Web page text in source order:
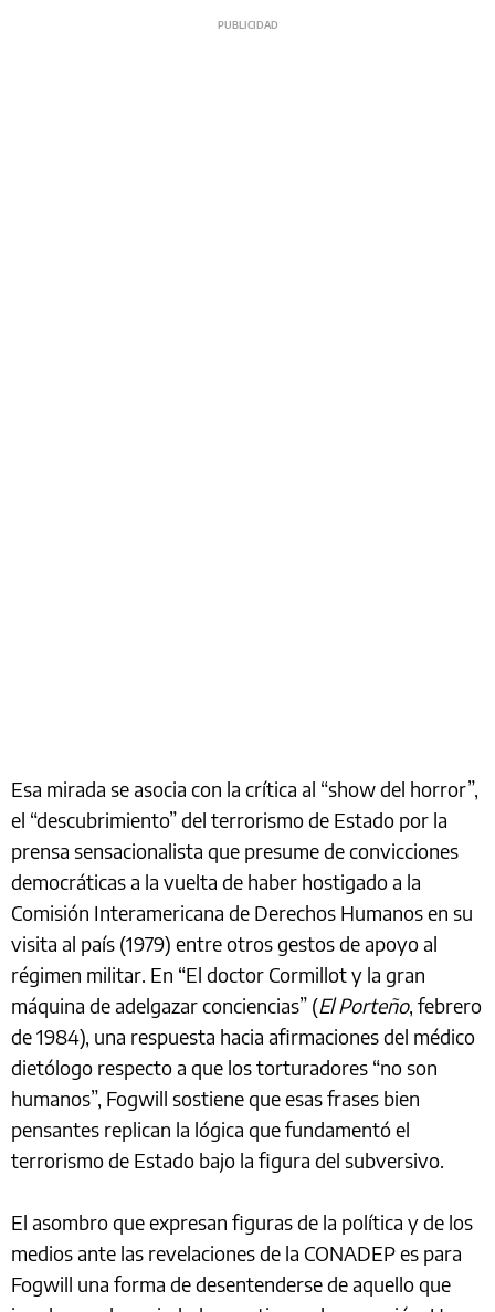
Esa mirada se asocia con la crítica al “show del horror”,
el “descubrimiento” del terrorismo de Estado por la
prensa sensacionalista que presume de convicciones
democráticas a la vuelta de haber hostigado a la
Comisión Interamericana de Derechos Humanos en su
visita al país (1979) entre otros gestos de apoyo al
régimen militar. En “El doctor Cormillot y la gran
máquina de adelgazar conciencias” (El Porteño, febrero
de 1984), una respuesta hacia afirmaciones del médico
dietólogo respecto a que los torturadores “no son
humanos”, Fogwill sostiene que esas frases bien
pensantes replican la lógica que fundamentó el
terrorismo de Estado bajo la figura del subversivo.
El asombro que expresan figuras de la política y de los
medios ante las revelaciones de la CONADEP es para
Fogwill una forma de desentenderse de aquello que